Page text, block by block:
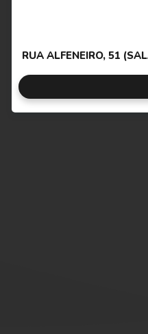
RUA ALFENEIRO, 51